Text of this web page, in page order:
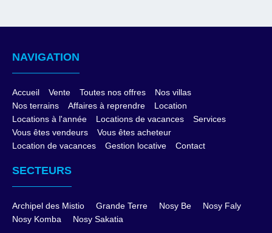
NAVIGATION
Accueil Vente Toutes nos offres
Nos villas
Nos terrains
Affaires à reprendre
Location
Locations à l'année
Locations de vacances
Services
Vous êtes vendeurs
Vous êtes acheteur
Location de vacances
Gestion locative Contact
SECTEURS
Archipel des Mistio Grande Terre Nosy Be
Nosy Faly
Nosy Komba
Nosy Sakatia